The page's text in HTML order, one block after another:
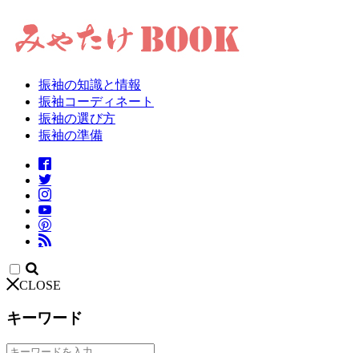
振袖の知識と情報
振袖コーディネート
振袖の選び方
振袖の準備
CLOSE
キーワード